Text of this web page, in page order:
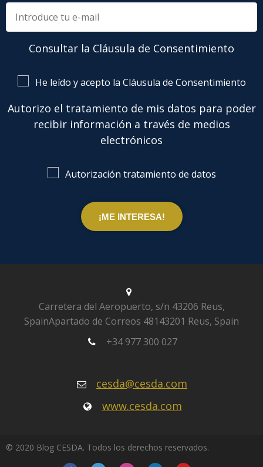
Consultar la Cláusula de Consentimiento
He leído y acepto la Cláusula de Consentimiento
Autorizo el tratamiento de mis datos para poder
recibir información a través de medios
electrónicos
Autorización tratamiento de datos
Carretera del Aeropuerto, s/n 43206 Reus,
SpainApartado de Correos 48143201 Reus, Spain
+34 977 300 027
cesda@cesda.com
www.cesda.com
© 2020 Blog CESDA. Todos los derechos reservados.